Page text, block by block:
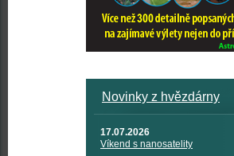
Novinky z hvězdárny
17.07.2026
Víkend s nanosatelity